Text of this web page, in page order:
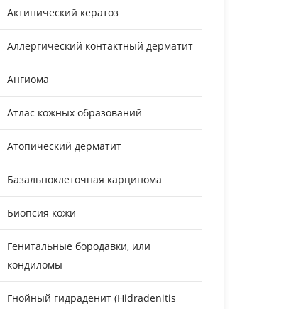
Актинический кератоз
Аллергический контактный дерматит
Ангиома
Атлас кожных образований
Атопический дерматит
Базальноклеточная карцинома
Биопсия кожи
Генитальные бородавки, или
кондиломы
Гнойный гидраденит (Hidradenitis